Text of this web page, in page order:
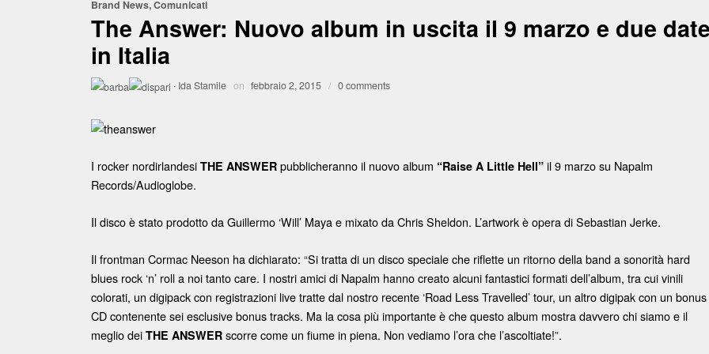
Brand News,Comunicati
The Answer: Nuovo album in uscita il 9 marzo e due date
in Italia
· Ida Stamile on febbraio 2, 2015 / 0 comments
I rocker nordirlandesi THE ANSWER pubblicheranno il nuovo album “Raise A Little Hell” il 9 marzo su Napalm
Records/Audioglobe.
Il disco è stato prodotto da Guillermo ‘Will’ Maya e mixato da Chris Sheldon. L’artwork è opera di Sebastian Jerke.
Il frontman Cormac Neeson ha dichiarato: “Si tratta di un disco speciale che riflette un ritorno della band a sonorità hard
blues rock ‘n’ roll a noi tanto care. I nostri amici di Napalm hanno creato alcuni fantastici formati dell’album, tra cui vinili
colorati, un digipack con registrazioni live tratte dal nostro recente ‘Road Less Travelled’ tour, un altro digipak con un bonus
CD contenente sei esclusive bonus tracks. Ma la cosa più importante è che questo album mostra davvero chi siamo e il
meglio dei THE ANSWER scorre come un fiume in piena. Non vediamo l’ora che l’ascoltiate!”.